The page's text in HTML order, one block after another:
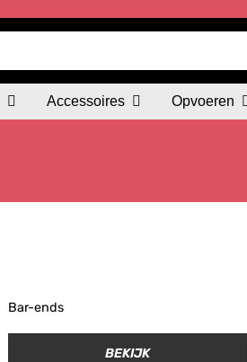
Accessoires Opvoeren
Bar-ends
BEKIJK